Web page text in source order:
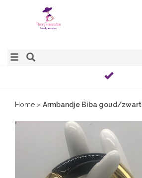
Home » Armbandje Biba goud/zwart